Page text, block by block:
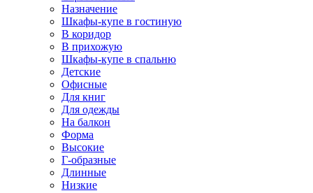
Назначение
Шкафы-купе в гостиную
В коридор
В прихожую
Шкафы-купе в спальню
Детские
Офисные
Для книг
Для одежды
На балкон
Форма
Высокие
Г-образные
Длинные
Низкие